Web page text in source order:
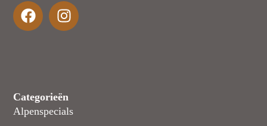
Categorieën
Alpenspecials